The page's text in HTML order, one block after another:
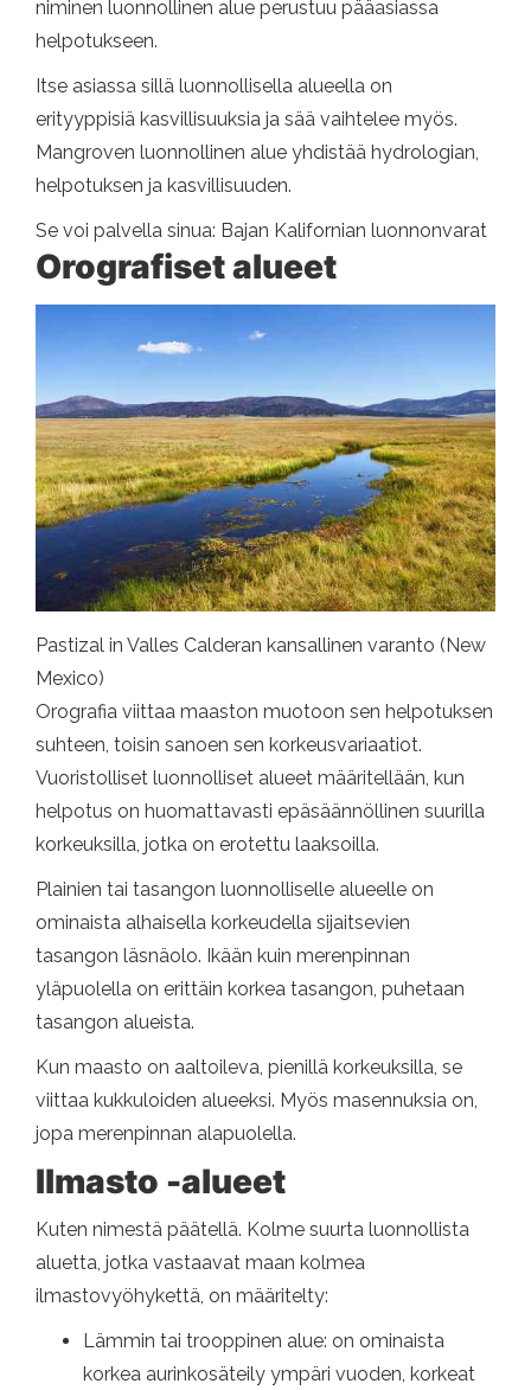
niminen luonnollinen alue perustuu pääasiassa
helpotukseen.
Itse asiassa sillä luonnollisella alueella on
erityyppisiä kasvillisuuksia ja sää vaihtelee myös.
Mangroven luonnollinen alue yhdistää hydrologian,
helpotuksen ja kasvillisuuden.
Se voi palvella sinua: Bajan Kalifornian luonnonvarat
Orografiset alueet
Pastizal in Valles Calderan kansallinen varanto (New
Mexico)
Orografia viittaa maaston muotoon sen helpotuksen
suhteen, toisin sanoen sen korkeusvariaatiot.
Vuoristolliset luonnolliset alueet määritellään, kun
helpotus on huomattavasti epäsäännöllinen suurilla
korkeuksilla, jotka on erotettu laaksoilla.
Plainien tai tasangon luonnolliselle alueelle on
ominaista alhaisella korkeudella sijaitsevien
tasangon läsnäolo. Ikään kuin merenpinnan
yläpuolella on erittäin korkea tasangon, puhetaan
tasangon alueista.
Kun maasto on aaltoileva, pienillä korkeuksilla, se
viittaa kukkuloiden alueeksi. Myös masennuksia on,
jopa merenpinnan alapuolella.
Ilmasto -alueet
Kuten nimestä päätellä. Kolme suurta luonnollista
aluetta, jotka vastaavat maan kolmea
ilmastovyöhykettä, on määritelty:
Lämmin tai trooppinen alue: on ominaista
korkea aurinkosäteily ympäri vuoden, korkeat